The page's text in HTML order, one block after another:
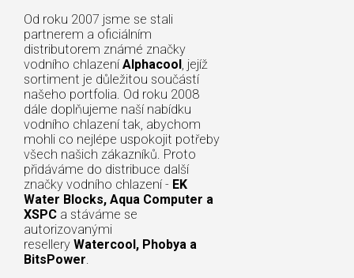
Od roku 2007 jsme se stali
partnerem a oficiálním
distributorem známé značky
vodního chlazení Alphacool, jejíž
sortiment je důležitou součástí
našeho portfolia. Od roku 2008
dále doplňujeme naší nabídku
vodního chlazení tak, abychom
mohli co nejlépe uspokojit potřeby
všech našich zákazníků. Proto
přidáváme do distribuce další
značky vodního chlazení - EK
Water Blocks, Aqua Computer a
XSPC a stáváme se
autorizovanými
resellery Watercool, Phobya a
BitsPower.